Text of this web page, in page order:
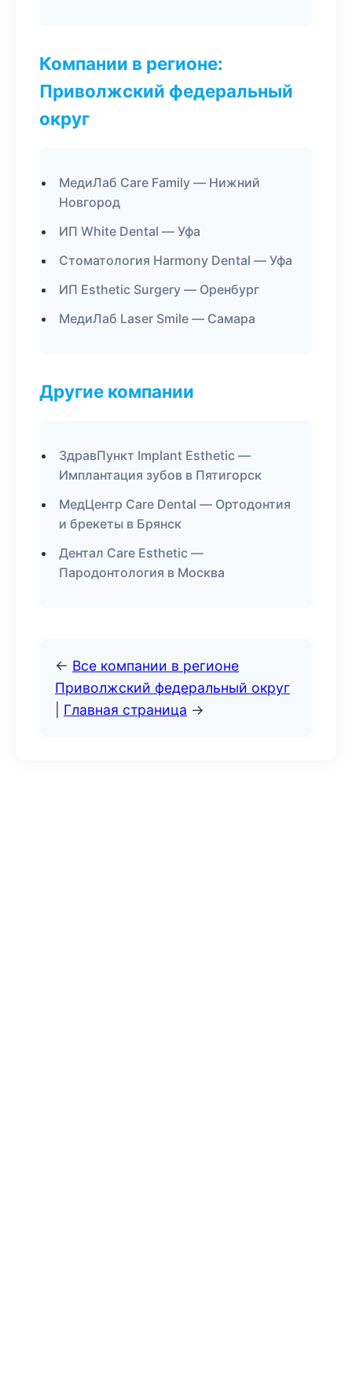
Компании в регионе:
Приволжский федеральный
округ
МедиЛаб Care Family — Нижний
Новгород
ИП White Dental — Уфа
Стоматология Harmony Dental — Уфа
ИП Esthetic Surgery — Оренбург
МедиЛаб Laser Smile — Самара
Другие компании
ЗдравПункт Implant Esthetic —
Имплантация зубов в Пятигорск
МедЦентр Care Dental — Ортодонтия
и брекеты в Брянск
Дентал Care Esthetic —
Пародонтология в Москва
← Все компании в регионе
Приволжский федеральный округ
Главная страница →